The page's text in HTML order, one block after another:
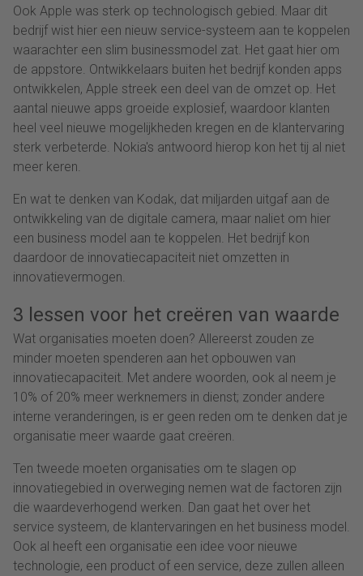
Ook Apple was sterk op technologisch gebied. Maar dit
bedrijf wist hier een nieuw service-systeem aan te koppelen
waarachter een slim businessmodel zat. Het gaat hier om
de appstore. Ontwikkelaars buiten het bedrijf konden apps
ontwikkelen, Apple streek een deel van de omzet op. Het
aantal nieuwe apps groeide explosief, waardoor klanten
heel veel nieuwe mogelijkheden kregen en de klantervaring
sterk verbeterde. Nokia's antwoord hierop kon het tij al niet
meer keren.
En wat te denken van Kodak, dat miljarden uitgaf aan de
ontwikkeling van de digitale camera, maar naliet om hier
een business model aan te koppelen. Het bedrijf kon
daardoor de innovatiecapaciteit niet omzetten in
innovatievermogen.
3 lessen voor het creëren van waarde
Wat organisaties moeten doen? Allereerst zouden ze
minder moeten spenderen aan het opbouwen van
innovatiecapaciteit. Met andere woorden, ook al neem je
10% of 20% meer werknemers in dienst; zonder andere
interne veranderingen, is er geen reden om te denken dat je
organisatie meer waarde gaat creëren.
Ten tweede moeten organisaties om te slagen op
innovatiegebied in overweging nemen wat de factoren zijn
die waardeverhogend werken. Dan gaat het over het
service systeem, de klantervaringen en het business model.
Ook al heeft een organisatie een idee voor nieuwe
technologie, een product of een service, deze zullen alleen